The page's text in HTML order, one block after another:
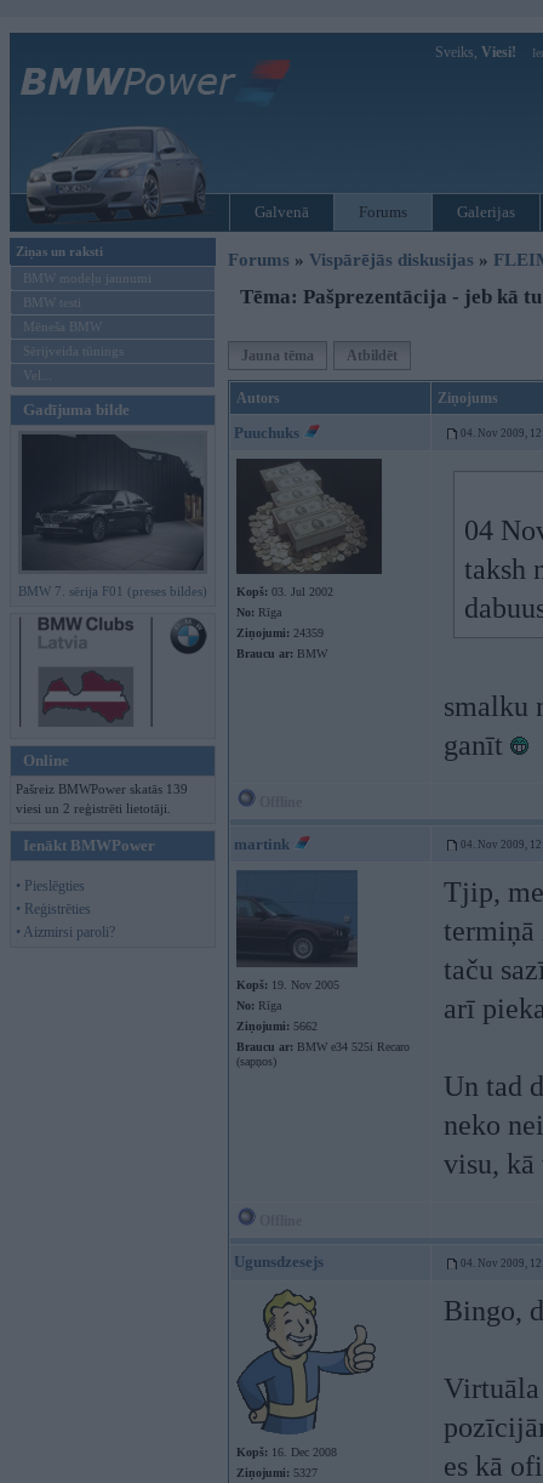
Sveiks, Viesi!
Galvenā Forums Galerijas
Ziņas un raksti
BMW modeļu jaunumi
BMW testi
Mēneša BMW
Sērijveida tūnings
Vel...
Gadījuma bilde
BMW 7. sērija F01 (preses bildes)
Online
Pašreiz BMWPower skatās 139
viesi un 2 reģistrēti lietotāji.
Ienākt BMWPower
• Pieslēgties
• Reģistrēties
• Aizmirsi paroli?
Forums » Vispārējās diskusijas »
Tēma: Pašprezentācija - jeb kā
Jauna tēma Atbildēt
Autors Ziņojums
Puuchuks 04. Nov 2009,
Kopš: 03. Jul 2002
No: Rīga
Ziņojumi: 24359
Braucu ar: BMW
04
taksh
smalku
ganīt
martink 04. Nov 2009,
Kopš: 19. Nov 2005
No: Rīga
Ziņojumi: 5662
Braucu ar: BMW e34 525i Recaro
(sapņos)
Tjip,
termiņā
taču
arī
Un tad
neko
visu,
Ugunsdzesejs 04. Nov 2009,
Kopš: 16. Dec 2008
Ziņojumi: 5327
Bingo,
Virtuāla
es kā